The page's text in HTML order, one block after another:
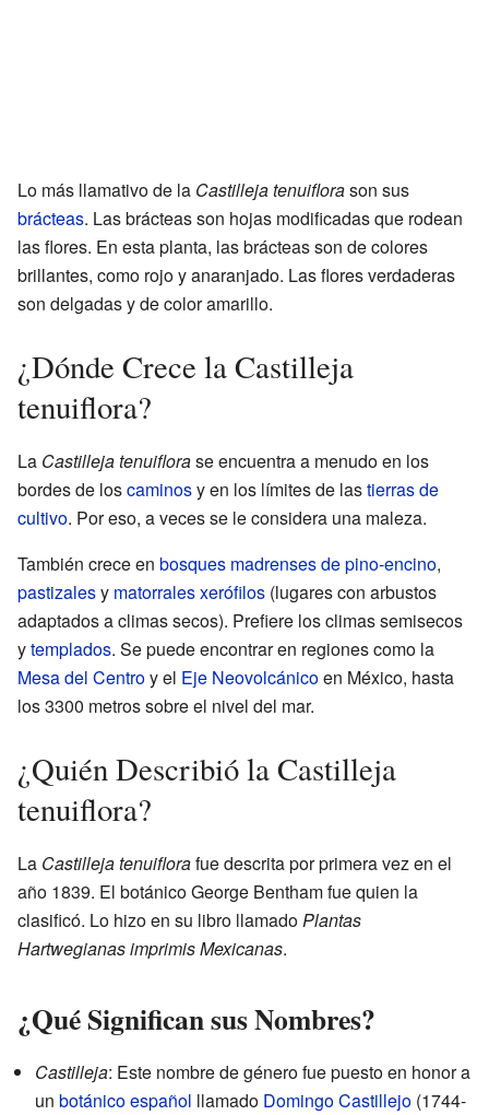
Lo más llamativo de la Castilleja tenuiflorason sus
brácteas. Las brácteas son hojas modificadas que rodean
las flores. En esta planta, las brácteas son de colores
brillantes, como rojo y anaranjado. Las flores verdaderas
son delgadas y de color amarillo.
¿Dónde Crece la Castilleja
tenuiflora?
La Castilleja tenuiflorase encuentra a menudo en los
bordes de loscaminosy en los límites de lastierras de
cultivo. Por eso, a veces se le considera una maleza.
También crece en bosques madrenses de pino-encino,
pastizalesy matorrales xerófilos (lugares con arbustos
adaptados a climas secos). Prefiere los climas semisecos
ytemplados. Se puede encontrar en regiones como la
Mesa del Centroy el Eje Neovolcánicoen México, hasta
los 3300 metros sobre el nivel del mar.
¿Quién Describió la Castilleja
tenuiflora?
La Castilleja tenuiflorafue descrita por primera vez en el
año 1839. El botánico George Bentham fue quien la
clasificó. Lo hizo en su libro llamadoPlantas
Hartwegianas imprimis Mexicanas.
¿Qué Significan sus Nombres?
Castilleja: Este nombre de género fue puesto en honor a
un botánicoespañol llamado Domingo Castillejo (1744-